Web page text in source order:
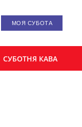
МОЯ СУБОТА
СУБОТНЯ КАВА